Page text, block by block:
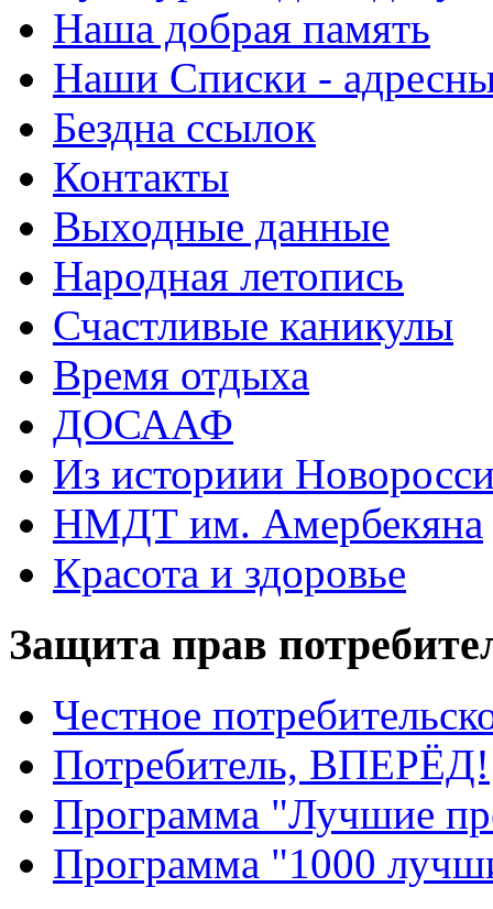
Наша добрая память
Наши Списки -
Бездна ссылок
Контакты
Выходные данные
Народная летопись
Счастливые каникулы
Время отдыха
ДОСААФ
Из историии
НМДТ им. Амербекяна
Красота и здоровье
Защита прав
Честное
Потребитель, ВПЕРЁД!
Программа "Лучшие
Программа "1000